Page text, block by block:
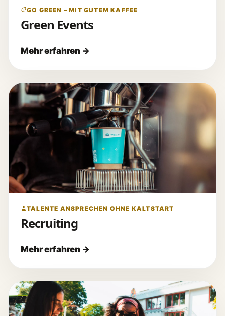
GO GREEN – MIT GUTEM KAFFEE
Green Events
TALENTE ANSPRECHEN OHNE KALTSTART
Recruiting